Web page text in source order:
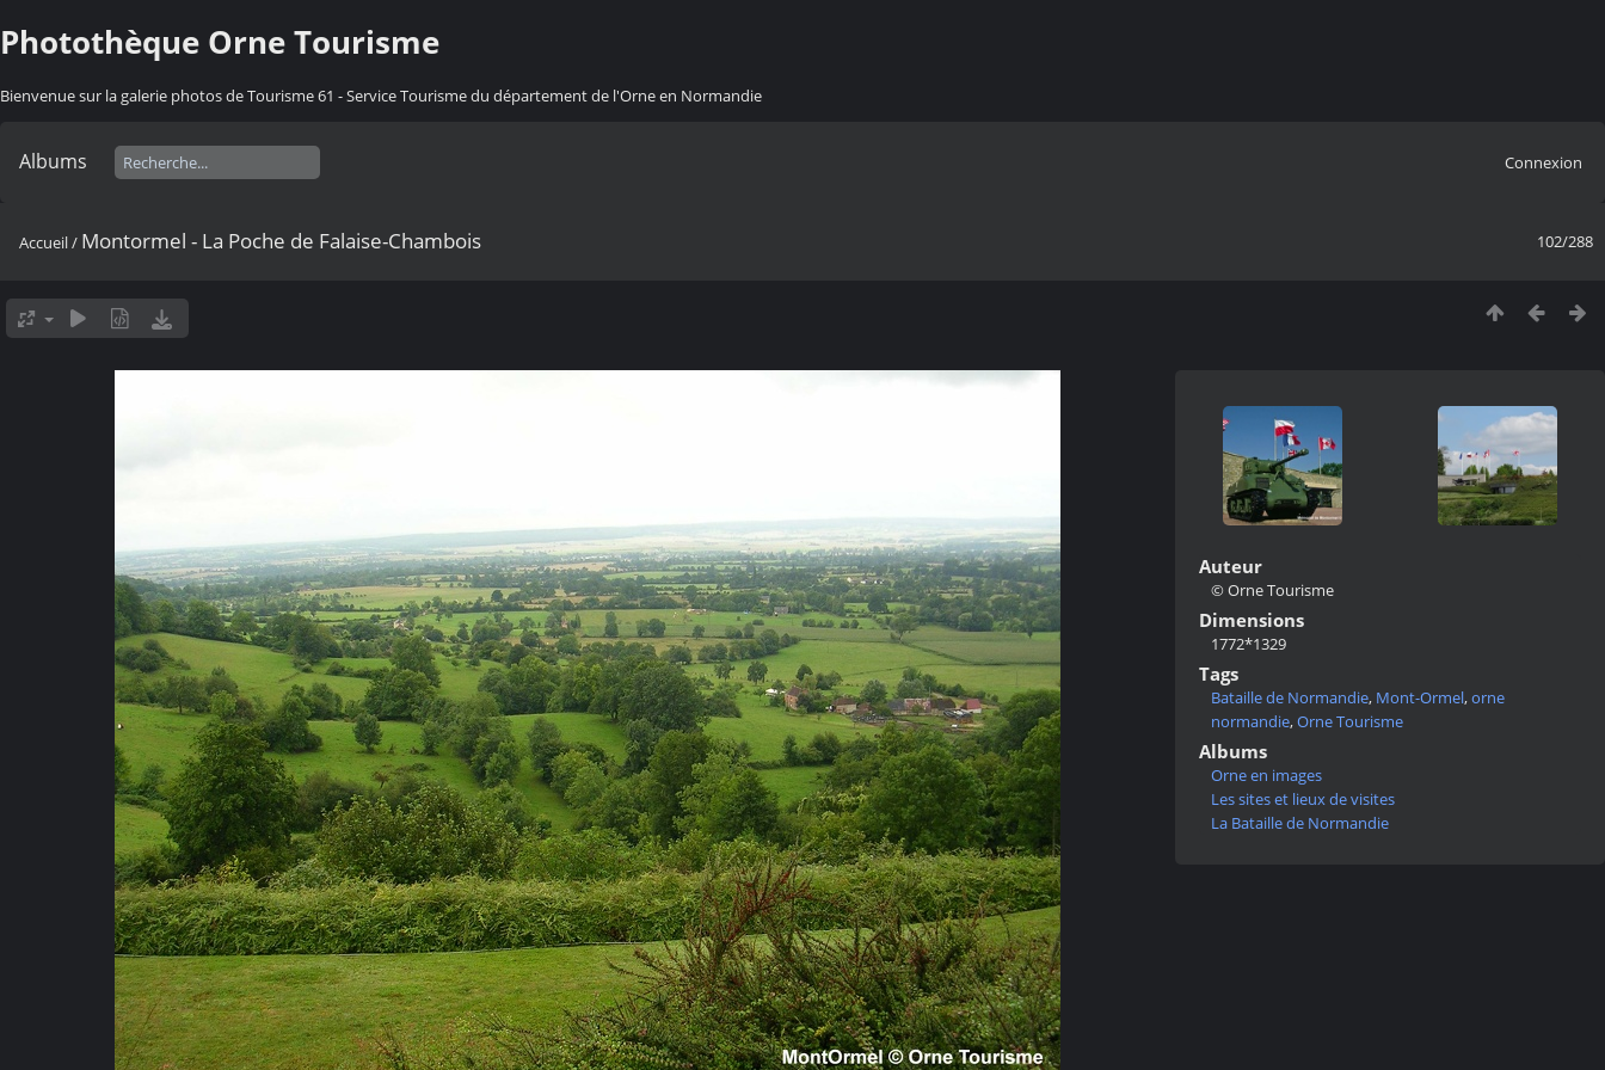
Photothèque Orne Tourisme
Bienvenue sur la galerie photos de Tourisme 61 - Service Tourisme du département de l'Orne en Normandie
Albums Connexion
102/288
Accueil/ Montormel - La Poche de Falaise-Chambois
Auteur
© Orne Tourisme
Dimensions
1772*1329
Tags
Bataille de Normandie, Mont-Ormel,orne
normandie,Orne Tourisme
Albums
Orne en images
Les sites et lieux de visites
La Bataille de Normandie